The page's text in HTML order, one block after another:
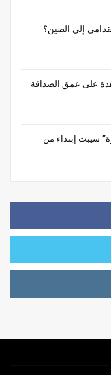
إلى الصين؟
على عمق الصداقة
سيبث إبتداء من